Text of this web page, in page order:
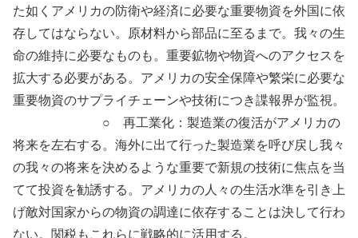
た如くアメリカの防衛や経済に必要な重要物資を外国に依
存してはならない。原材料から部品に至るまで。我々の生
命の維持に必要なものも。重要鉱物や物資へのアクセスを
拡大する必要がある。アメリカの安全保障や繁栄に必要な
重要物資のサプライチェーンや技術につき諜報界が監視。
○ 再工業化：製造業の復活がアメリカの
将来を左右する。海外に出て行った製造業を呼び戻し我々
の我々の将来を決めるような重要で新規の技術に焦点を当
てて投資を勧誘する。アメリカの人々の生活水準を引き上
げ敵対国家からの物資の調達に依存することは決して行わ
ない。関税もこれらに戦略的に活用する。